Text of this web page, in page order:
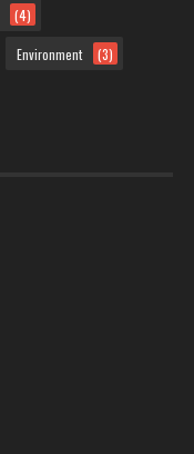
(4)
Environment (3)